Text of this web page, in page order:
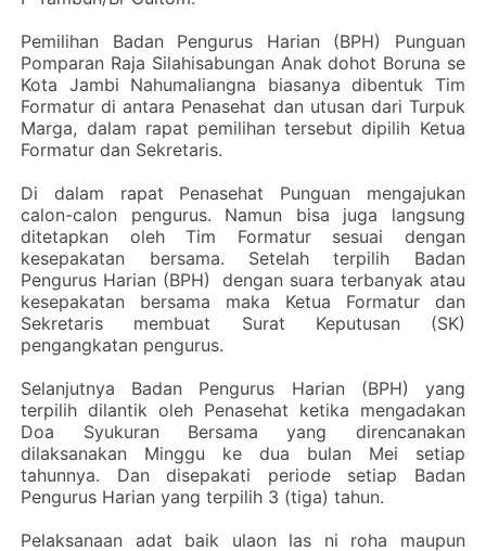
Pemilihan Badan Pengurus Harian (BPH) Punguan
Pomparan Raja Silahisabungan Anak dohot Boruna se
Kota Jambi Nahumaliangna biasanya dibentuk Tim
Formatur di antara Penasehat dan utusan dari Turpuk
Marga, dalam rapat pemilihan tersebut dipilih Ketua
Formatur dan Sekretaris.
Di dalam rapat Penasehat Punguan mengajukan
calon-calon pengurus. Namun bisa juga langsung
ditetapkan oleh Tim Formatur sesuai dengan
kesepakatan bersama. Setelah terpilih Badan
Pengurus Harian (BPH) dengan suara terbanyak atau
kesepakatan bersama maka Ketua Formatur dan
Sekretaris membuat Surat Keputusan (SK)
pengangkatan pengurus.
Selanjutnya Badan Pengurus Harian (BPH) yang
terpilih dilantik oleh Penasehat ketika mengadakan
Doa Syukuran Bersama yang direncanakan
dilaksanakan Minggu ke dua bulan Mei setiap
tahunnya. Dan disepakati periode setiap Badan
Pengurus Harian yang terpilih 3 (tiga) tahun.
Pelaksanaan adat baik ulaon las ni roha maupun